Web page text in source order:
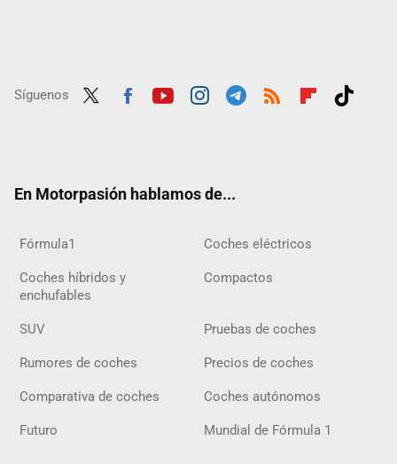
Síguenos
En Motorpasión hablamos de...
Fórmula1 Coches eléctricos
Coches híbridos y
enchufables
Compactos
SUV Pruebas de coches
Rumores de coches Precios de coches
Comparativa de coches Coches autónomos
Futuro Mundial de Fórmula 1